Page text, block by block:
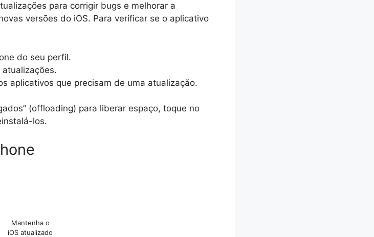
para corrigir bugs e melhorar a
versões do iOS. Para verificar se o aplicativo
do seu perfil.
aplicativos que precisam de uma atualização.
(offloading) para liberar espaço, toque no
los.
Mantenha o
iOS atualizado